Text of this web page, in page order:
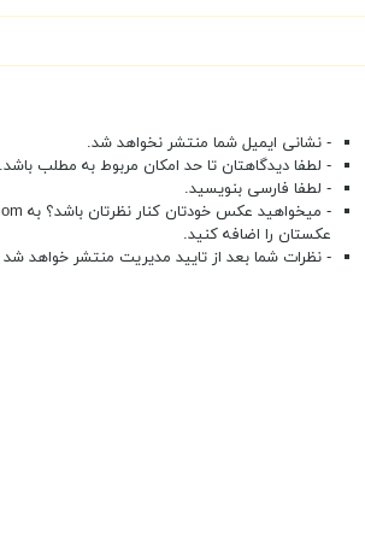
- نشانی ایمیل شما منتشر نخواهد شد.
- لطفا دیدگاهتان تا حد امکان مربوط به مطلب باشد.
- لطفا فارسی بنویسید.
- میخواهید عکس خودتان کنار نظرتان باشد؟ به
عکستان را اضافه کنید.
- نظرات شما بعد از تایید مدیریت منتشر خواهد شد